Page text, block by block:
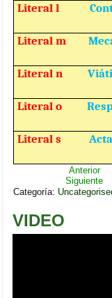
Literal l
Literal m
Literal n
Literal o
Literal s
Anterior
Siguiente
Categoría:
VIDEO